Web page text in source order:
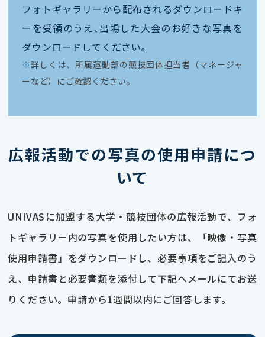
フォトギャラリーから配布されるダウンロードキ
ーを受領のうえ､出場した大会のお好きな写真を
ダウンロードしてください｡
※ 詳しくは、所属運動部の競技団体担当者（マネージャ
ーなど）にご確認ください。
広報活動での写真の使用申請につ
いて
UNIVASに加盟する大学・競技団体の広報活動で、フォ
トギャラリー内の写真を使用したい方は、「映像・写真
使用申請書」をダウンロードし、必要事項をご記入のう
え、申請書と必要書類を添付して下記へメールにてお送
りください。申請から1週間以内にご回答します。